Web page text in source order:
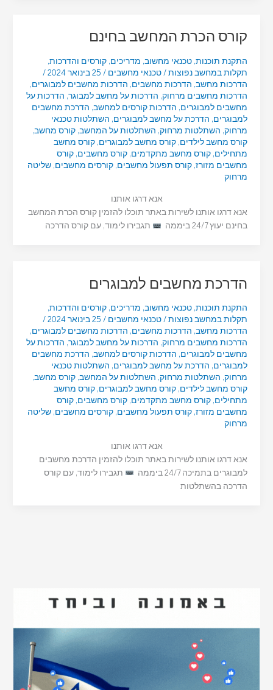
קורס הכרת המחשב בחינם
התקנת תוכנות, טכנאי מחשוב, מדריכים, קורסים והדרכות,
תקלות במחשב נפוצות/טכנאי מחשבים / 25 בינואר 2024
/
הדרכות מחשב, הדרכות מחשבים, הדרכות מחשבים למבוגרים,
הדרכות מחשבים מרחוק, הדרכות על מחשב למבוגר, הדרכות על
מחשבים למבוגרים, הדרכות קורסים למחשב, הדרכת מחשבים
למבוגרים, הדרכת על מחשב למבוגרים, השתלטות טכנאי
מרחוק, השתלטות מרחוק, השתלטות על המחשב, קורס מחשב,
קורס מחשב לילדים, קורס מחשב למבוגרים, קורס מחשב
מתחילים, קורס מחשב מתקדמים, קורס מחשבים, קורס
מחשבים מזורז, קורס תפעול מחשבים, קורסים מחשבים, שליטה
מרחוק
אנא דרגו אותנו
אנא דרגו אותנו לשירות באתר תוכלו להזמין קורס הכרת המחשב
בחינם יעוץ 24/7 ביממה
תגבירו לימוד, עם קורס הדרכה
הדרכת מחשבים למבוגרים
התקנת תוכנות, טכנאי מחשוב, מדריכים, קורסים והדרכות,
תקלות במחשב נפוצות/טכנאי מחשבים / 25 בינואר 2024
/
הדרכות מחשב, הדרכות מחשבים, הדרכות מחשבים למבוגרים,
הדרכות מחשבים מרחוק, הדרכות על מחשב למבוגר, הדרכות על
מחשבים למבוגרים, הדרכות קורסים למחשב, הדרכת מחשבים
למבוגרים, הדרכת על מחשב למבוגרים, השתלטות טכנאי
מרחוק, השתלטות מרחוק, השתלטות על המחשב, קורס מחשב,
קורס מחשב לילדים, קורס מחשב למבוגרים, קורס מחשב
מתחילים, קורס מחשב מתקדמים, קורס מחשבים, קורס
מחשבים מזורז, קורס תפעול מחשבים, קורסים מחשבים, שליטה
מרחוק
אנא דרגו אותנו
אנא דרגו אותנו לשירות באתר תוכלו להזמין הדרכת מחשבים
למבוגרים בתמיכה 24/7 ביממה
תגבירו לימוד, עם קורס
הדרכה בהשתלטות